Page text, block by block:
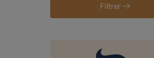
Bas-Rhin
Calvados
Filtrer